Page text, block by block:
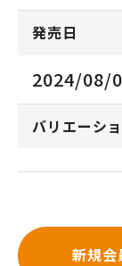
発売日
2024/08/
バリエーシ
新規会